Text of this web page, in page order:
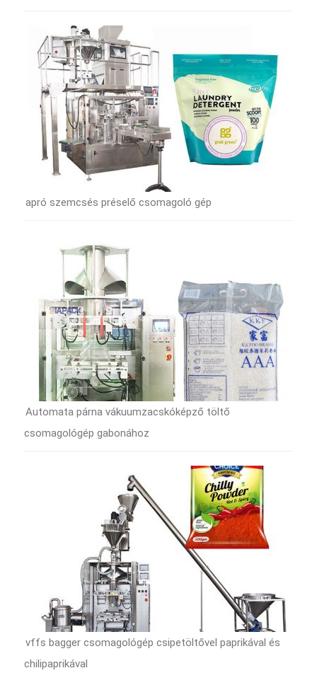
apró szemcsés préselő csomagoló gép
Automata párna vákuumzacskóképző töltő
csomagológép gabonához
vffs bagger csomagológép csipetöltővel paprikával és
chilipaprikával